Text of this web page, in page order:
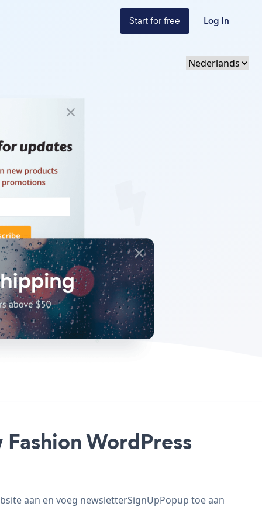
Start for free Log In
WordPress
aan en voeg newsletterSignUpPopup toe aan